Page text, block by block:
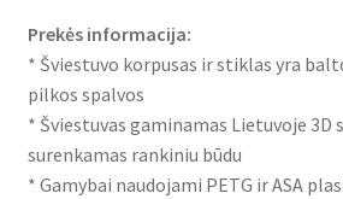
Prekės informacija:
* Šviestuvo korpusas ir stiklas yra
pilkos spalvos
* Šviestuvas gaminamas Lietuvoje 3D
surenkamas rankiniu būdu
* Gamybai naudojami PETG ir ASA